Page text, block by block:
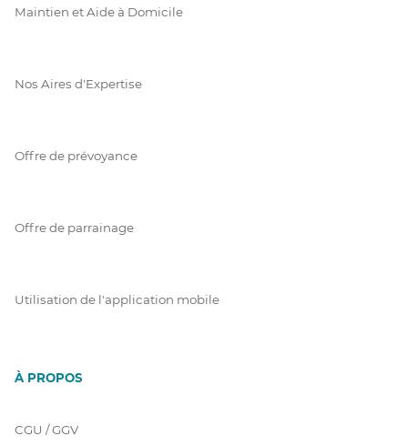
Maintien et Aide à Domicile
Nos Aires d'Expertise
Offre de prévoyance
Offre de parrainage
Utilisation de l'application mobile
À PROPOS
CGU / GGV